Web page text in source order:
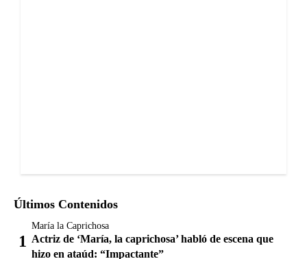
Últimos Contenidos
María la Caprichosa
Actriz de ‘María, la caprichosa’ habló de escena que
hizo en ataúd: “Impactante”